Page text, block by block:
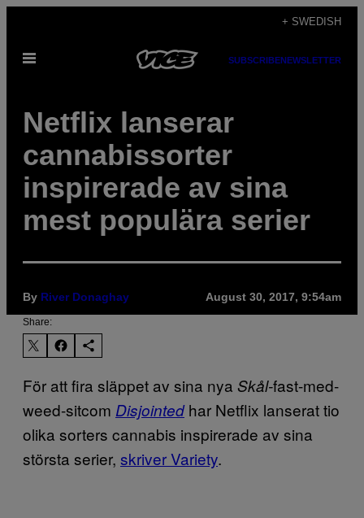
content
+ SWEDISH
Open
SUBSCRIBENEWSLETTER
Netflix lanserar
cannabissorter
inspirerade av sina
mest populära serier
By River Donaghay August 30, 2017, 9:54am
Share:
För att fira släppet av sina nya Skål-fast-med-
weed-sitcom Disjointedhar Netflix lanserat tio
olika sorters cannabis inspirerade av sina
största serier, skriver Variety.